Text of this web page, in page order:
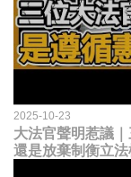
2025-10-23
大法官聲明惹議
還是放棄制衡立法